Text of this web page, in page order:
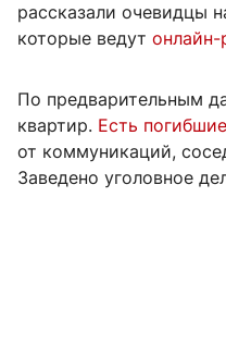
рассказали очевидцы
которые ведут
По предварительным
квартир. Есть погибшие
от коммуникаций,
Заведено уголовное